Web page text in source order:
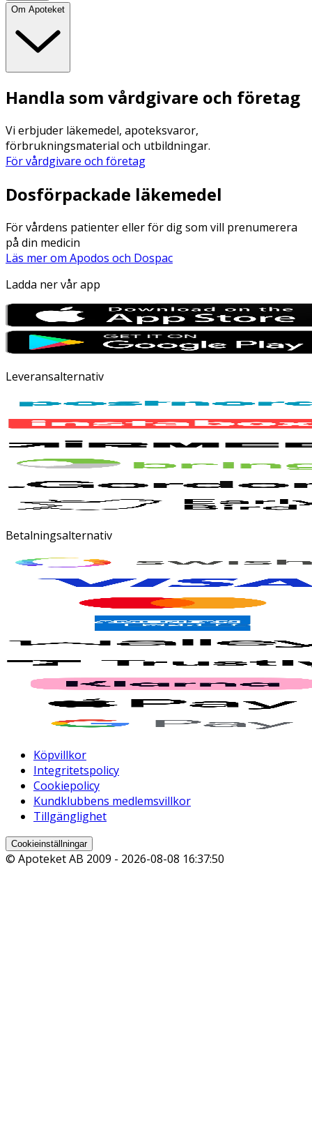
Om Apoteket
Handla som vårdgivare och företag
Vi erbjuder läkemedel, apoteksvaror,
förbrukningsmaterial och utbildningar.
För vårdgivare och företag
Dosförpackade läkemedel
För vårdens patienter eller för dig som vill prenumerera
på din medicin
Läs mer om Apodos och Dospac
Ladda ner vår app
Leveransalternativ
Betalningsalternativ
Köpvillkor
Integritetspolicy
Cookiepolicy
Kundklubbens medlemsvillkor
Tillgänglighet
Cookieinställningar
© Apoteket AB 2009 - 2026-08-08 16:37:50